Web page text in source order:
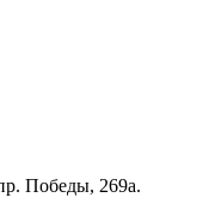
Победы, 269а.